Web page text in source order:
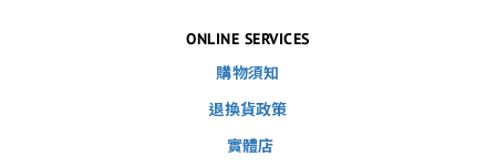
ONLINE SERVICES
購物須知
退換貨政策
實體店